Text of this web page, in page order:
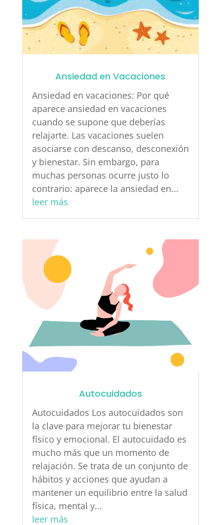
Ansiedad en Vacaciones
Ansiedad en vacaciones: Por qué
aparece ansiedad en vacaciones
cuando se supone que deberías
relajarte. Las vacaciones suelen
asociarse con descanso, desconexión
y bienestar. Sin embargo, para
muchas personas ocurre justo lo
contrario: aparece la ansiedad en...
leer más
Autocuidados
Autocuidados Los autocuidados son
la clave para mejorar tu bienestar
físico y emocional. El autocuidado es
mucho más que un momento de
relajación. Se trata de un conjunto de
hábitos y acciones que ayudan a
mantener un equilibrio entre la salud
física, mental y...
leer más